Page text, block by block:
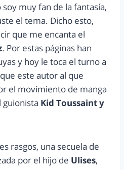
muy fan de la fantasía,
el tema. Dicho esto,
que me encanta el
. Por estas páginas han
y hoy le toca el turno a
este autor al que
el movimiento de manga
guionista Kid Toussaint y
rasgos, una secuela de
por el hijo de Ulises,